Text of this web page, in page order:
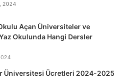
2024
Açan Üniversiteler ve
Okulunda Hangi Dersler
Üniversitesi Ücretleri 2024-2025